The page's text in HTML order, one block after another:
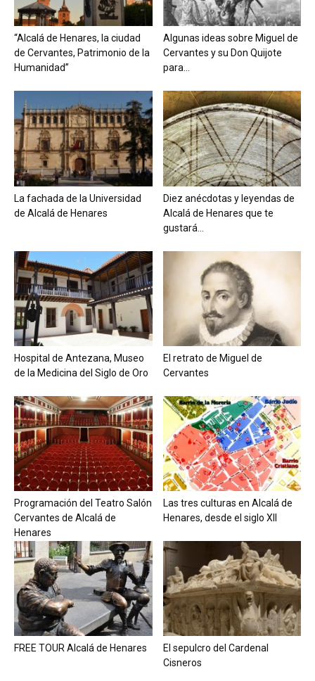
“Alcalá de Henares, la ciudad
de Cervantes, Patrimonio de la
Humanidad”
Algunas ideas sobre Miguel de
Cervantes y su Don Quijote
para...
La fachada de la Universidad
de Alcalá de Henares
Diez anécdotas y leyendas de
Alcalá de Henares que te
gustará...
Hospital de Antezana, Museo
de la Medicina del Siglo de Oro
El retrato de Miguel de
Cervantes
Programación del Teatro Salón
Cervantes de Alcalá de
Henares
Las tres culturas en Alcalá de
Henares, desde el siglo XII
FREE TOUR Alcalá de Henares
El sepulcro del Cardenal
Cisneros